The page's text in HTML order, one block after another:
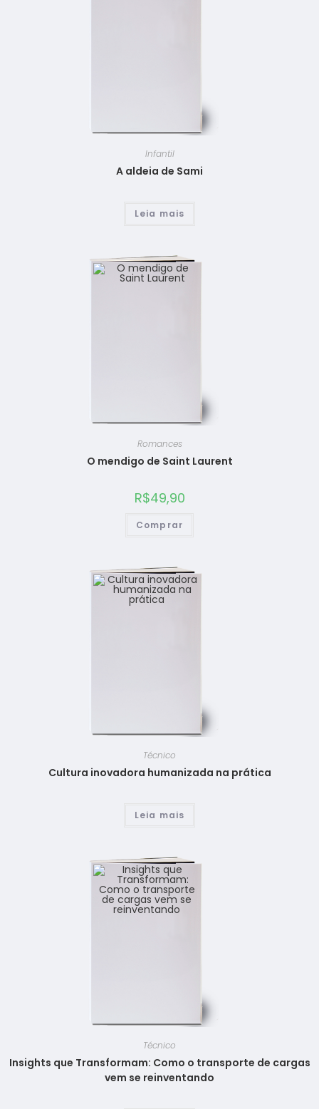
Infantil
A aldeia de Sami
Leia mais
Romances
O mendigo de Saint Laurent
R$49,90
Comprar
Técnico
Cultura inovadora humanizada na prática
Leia mais
Técnico
Insights que Transformam: Como o transporte de cargas
vem se reinventando